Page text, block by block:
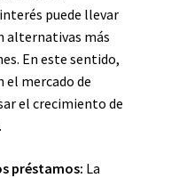
puede llevar
alternativas más
En este sentido,
mercado de
el crecimiento de
préstamos: La